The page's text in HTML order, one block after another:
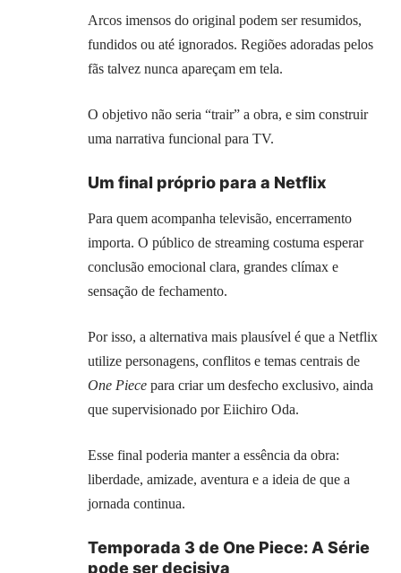
Arcos imensos do original podem ser resumidos,
fundidos ou até ignorados. Regiões adoradas pelos
fãs talvez nunca apareçam em tela.
O objetivo não seria “trair” a obra, e sim construir
uma narrativa funcional para TV.
Um final próprio para a Netflix
Para quem acompanha televisão, encerramento
importa. O público de streaming costuma esperar
conclusão emocional clara, grandes clímax e
sensação de fechamento.
Por isso, a alternativa mais plausível é que a Netflix
utilize personagens, conflitos e temas centrais de
One Piece para criar um desfecho exclusivo, ainda
que supervisionado por Eiichiro Oda.
Esse final poderia manter a essência da obra:
liberdade, amizade, aventura e a ideia de que a
jornada continua.
Temporada 3 de One Piece: A Série
pode ser decisiva